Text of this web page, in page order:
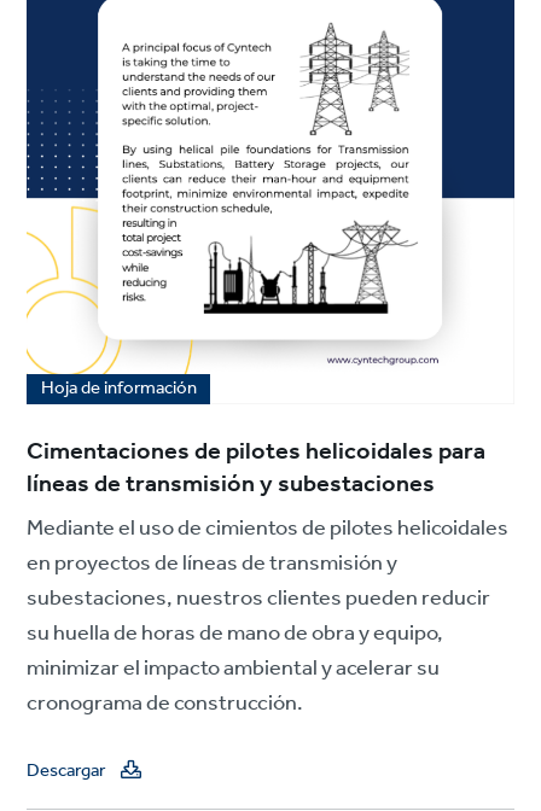
Hoja de información
Cimentaciones de pilotes helicoidales para
líneas de transmisión y subestaciones
Mediante el uso de cimientos de pilotes helicoidales
en proyectos de líneas de transmisión y
subestaciones, nuestros clientes pueden reducir
su huella de horas de mano de obra y equipo,
minimizar el impacto ambiental y acelerar su
cronograma de construcción.
Descargar